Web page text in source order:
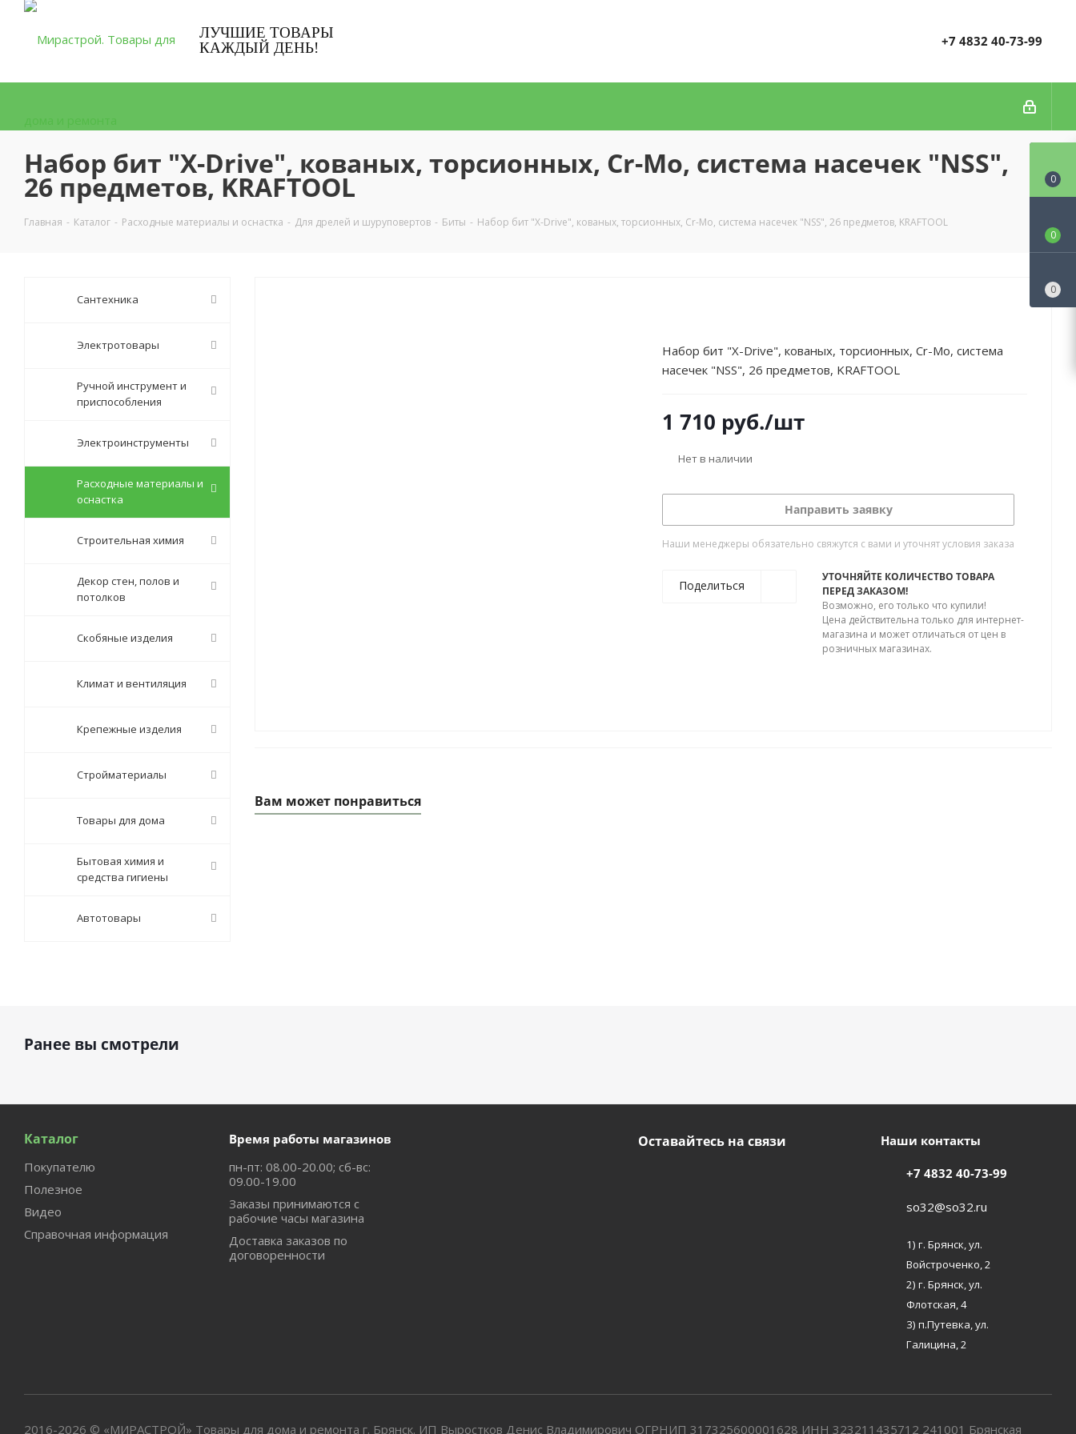
ЛУЧШИЕ ТОВАРЫ
КАЖДЫЙ ДЕНЬ!
+7 4832 40-73-99
Набор бит "X-Drive", кованых, торсионных, Cr-Mo, система насечек "NSS",
26 предметов, KRAFTOOL
Главная - Каталог - Расходные материалы и оснастка - Для дрелей и шуруповертов - Биты - Набор бит "X-Drive", кованых, торсионных, Cr-Mo, система насечек "NSS", 26 предметов, KRAFTOOL
Набор бит "X-Drive", кованых, торсионных, Cr-Mo, система
насечек "NSS", 26 предметов, KRAFTOOL
1 710 руб./шт
Нет в наличии
Направить заявку
Наши менеджеры обязательно свяжутся с вами и уточнят условия заказа
Поделиться
УТОЧНЯЙТЕ КОЛИЧЕСТВО ТОВАРА
ПЕРЕД ЗАКАЗОМ!
Возможно, его только что купили!
Цена действительна только для интернет-
магазина и может отличаться от цен в
розничных магазинах.
Вам может понравиться
Сантехника
Электротовары
Ручной инструмент и
приспособления
Электроинструменты
Расходные материалы и
оснастка
Строительная химия
Декор стен, полов и
потолков
Скобяные изделия
Климат и вентиляция
Крепежные изделия
Стройматериалы
Товары для дома
Бытовая химия и
средства гигиены
Автотовары
Ранее вы смотрели
Каталог
Покупателю
Полезное
Видео
Справочная информация
Время работы магазинов
пн-пт: 08.00-20.00; сб-вс:
09.00-19.00
Заказы принимаются с
рабочие часы магазина
Доставка заказов по
договоренности
Оставайтесь на связи Наши контакты
+7 4832 40-73-99
so32@so32.ru
1) г. Брянск, ул.
Войстроченко, 2
2) г. Брянск, ул.
Флотская, 4
3) п.Путевка, ул.
Галицина, 2
2016-2026 © «МИРАСТРОЙ» Товары для дома и ремонта г. Брянск. ИП Выростков Денис Владимирович ОГРНИП 317325600001628 ИНН 323211435712 241001 Брянская
0
0
0